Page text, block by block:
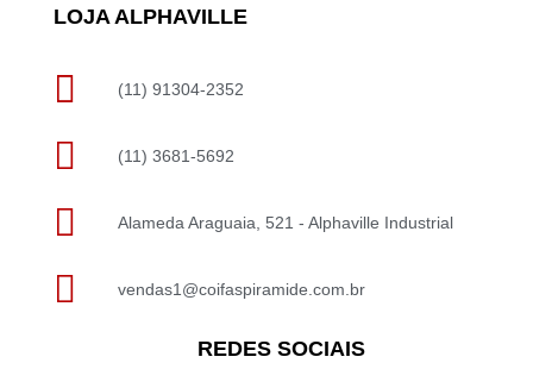
LOJA ALPHAVILLE
(11) 91304-2352
(11) 3681-5692
Alameda Araguaia, 521 - Alphaville Industrial
vendas1@coifaspiramide.com.br
REDES SOCIAIS